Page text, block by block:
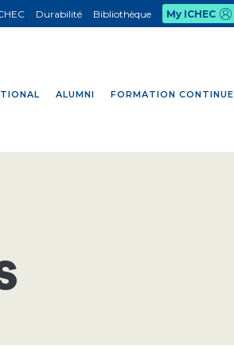
ALUMNI FORMATION CONTINUE
Durabilité Bibliothèque My ICHEC